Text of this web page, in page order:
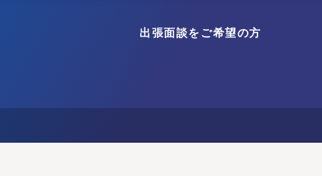
出張面談をご希望の方